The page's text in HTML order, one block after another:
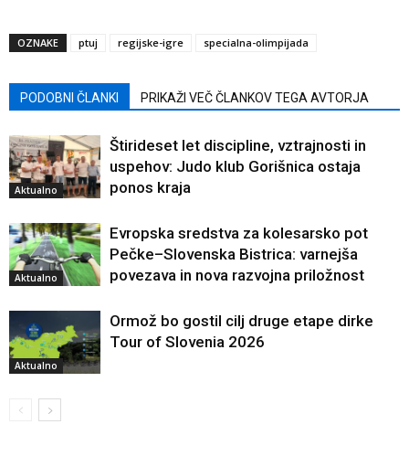
OZNAKE ptuj regijske-igre specialna-olimpijada
PODOBNI ČLANKI PRIKAŽI VEČ ČLANKOV TEGA AVTORJA
Aktualno
Štirideset let discipline, vztrajnosti in
uspehov: Judo klub Gorišnica ostaja
ponos kraja
Aktualno
Evropska sredstva za kolesarsko pot
Pečke–Slovenska Bistrica: varnejša
povezava in nova razvojna priložnost
Aktualno
Ormož bo gostil cilj druge etape dirke
Tour of Slovenia 2026